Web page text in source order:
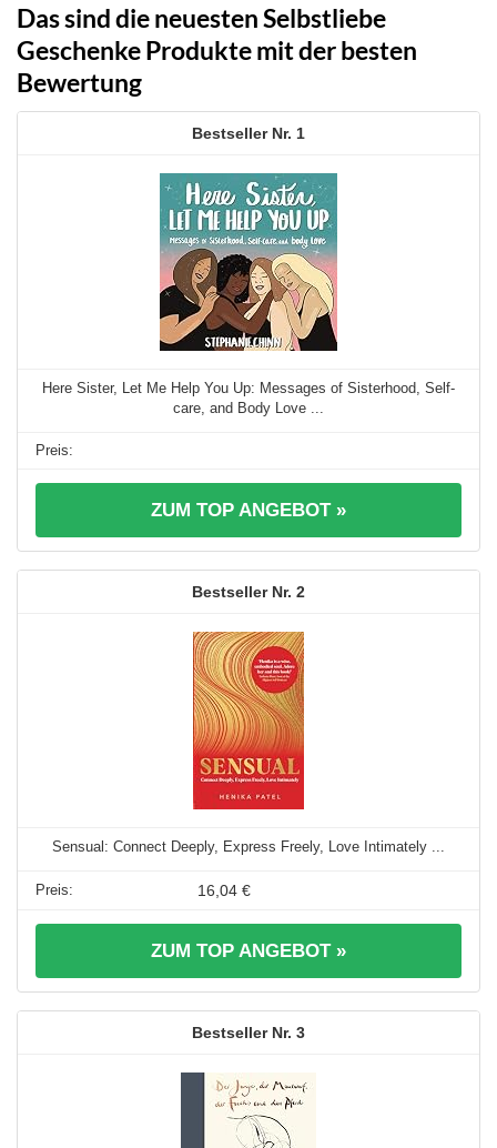
Das sind die neuesten Selbstliebe
Geschenke Produkte mit der besten
Bewertung
1
Here Sister, Let Me Help You Up: Messages of Sisterhood, Self-
care, and Body Love ...
ZUM TOP ANGEBOT »
2
Sensual: Connect Deeply, Express Freely, Love Intimately ...
16,04 €
ZUM TOP ANGEBOT »
3